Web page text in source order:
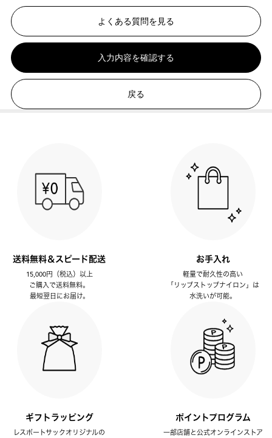
よくある質問を見る
入力内容を確認する
戻る
送料無料＆スピード配送
15,000円（税込）以上
ご購入で送料無料。
最短翌日にお届け。
お手入れ
軽量で耐久性の高い
「リップストップナイロン」は
水洗いが可能。
ギフトラッピング
レスポートサックオリジナルの
ポイントプログラム
一部店舗と公式オンラインストア